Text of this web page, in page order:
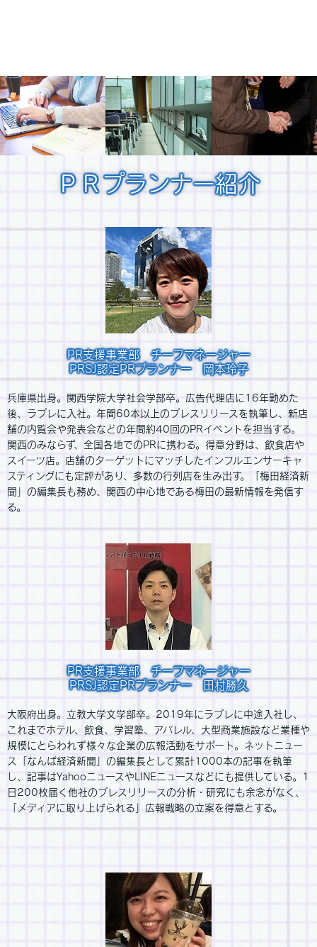
ＰＲプランナー紹介
PR支援事業部 チーフマネージャー
PRSJ認定PRプランナー 岡本玲子
兵庫県出身。関西学院大学社会学部卒。広告代理店に16年勤めた
後、ラプレに入社。年間60本以上のプレスリリースを執筆し、新店
舗の内覧会や発表会などの年間約40回のPRイベントを担当する。
関西のみならず、全国各地でのPRに携わる。得意分野は、飲食店や
スイーツ店。店舗のターゲットにマッチしたインフルエンサーキャ
スティングにも定評があり、多数の行列店を生み出す。「梅田経済新
聞」の編集長も務め、関西の中心地である梅田の最新情報を発信す
る。
PR支援事業部 チーフマネージャー
PRSJ認定PRプランナー 田村勝久
大阪府出身。立教大学文学部卒。2019年にラプレに中途入社し、
これまでホテル、飲食、学習塾、アパレル、大型商業施設など業種や
規模にとらわれず様々な企業の広報活動をサポート。ネットニュー
ス「なんば経済新聞」の編集長として累計1000本の記事を執筆
し、記事はYahooニュースやLINEニュースなどにも提供している。1
日200枚届く他社のプレスリリースの分析・研究にも余念がなく、
「メディアに取り上げられる」広報戦略の立案を得意とする。